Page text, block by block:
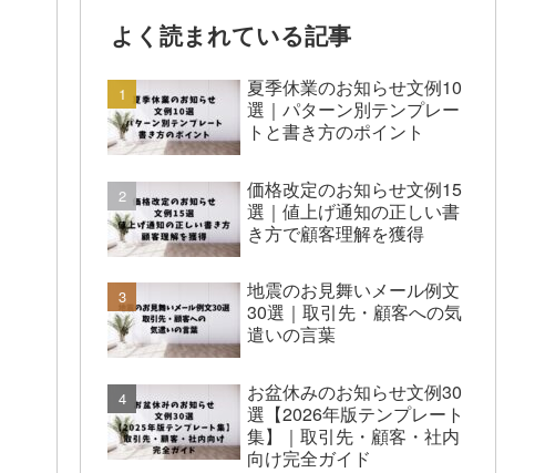
よく読まれている記事
夏季休業のお知らせ文例10
選｜パターン別テンプレー
トと書き方のポイント
価格改定のお知らせ文例15
選｜値上げ通知の正しい書
き方で顧客理解を獲得
地震のお見舞いメール例文
30選｜取引先・顧客への気
遣いの言葉
お盆休みのお知らせ文例30
選【2026年版テンプレート
集】｜取引先・顧客・社内
向け完全ガイド